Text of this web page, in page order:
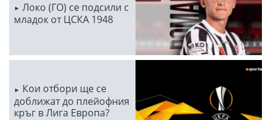
Локо (ГО) се подсили с
младок от ЦСКА 1948
Кои отбори ще се
доближат до плейофния
кръг в Лига Европа?